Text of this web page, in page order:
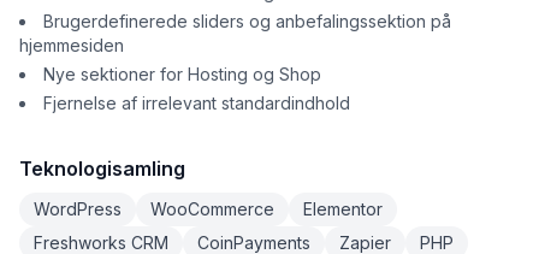
Brugerdefinerede sliders og anbefalingssektion på
hjemmesiden
Nye sektioner for Hosting og Shop
Fjernelse af irrelevant standardindhold
Teknologisamling
WordPress WooCommerce
Elementor
Freshworks CRM
CoinPayments Zapier
PHP